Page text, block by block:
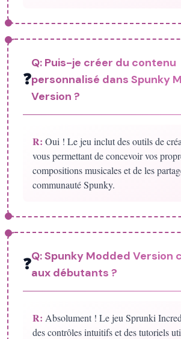
❓
Q: Puis-je créer du contenu
personnalisé dans Spunky
Version ?
R: Oui ! Le jeu inclut des outils de
vous permettant de concevoir vos
compositions musicales et de les
communauté Spunky.
❓Q:Spunky Modded Version
aux débutants ?
R: Absolument ! Le jeu Sprunki
des contrôles intuitifs et des tutoriels